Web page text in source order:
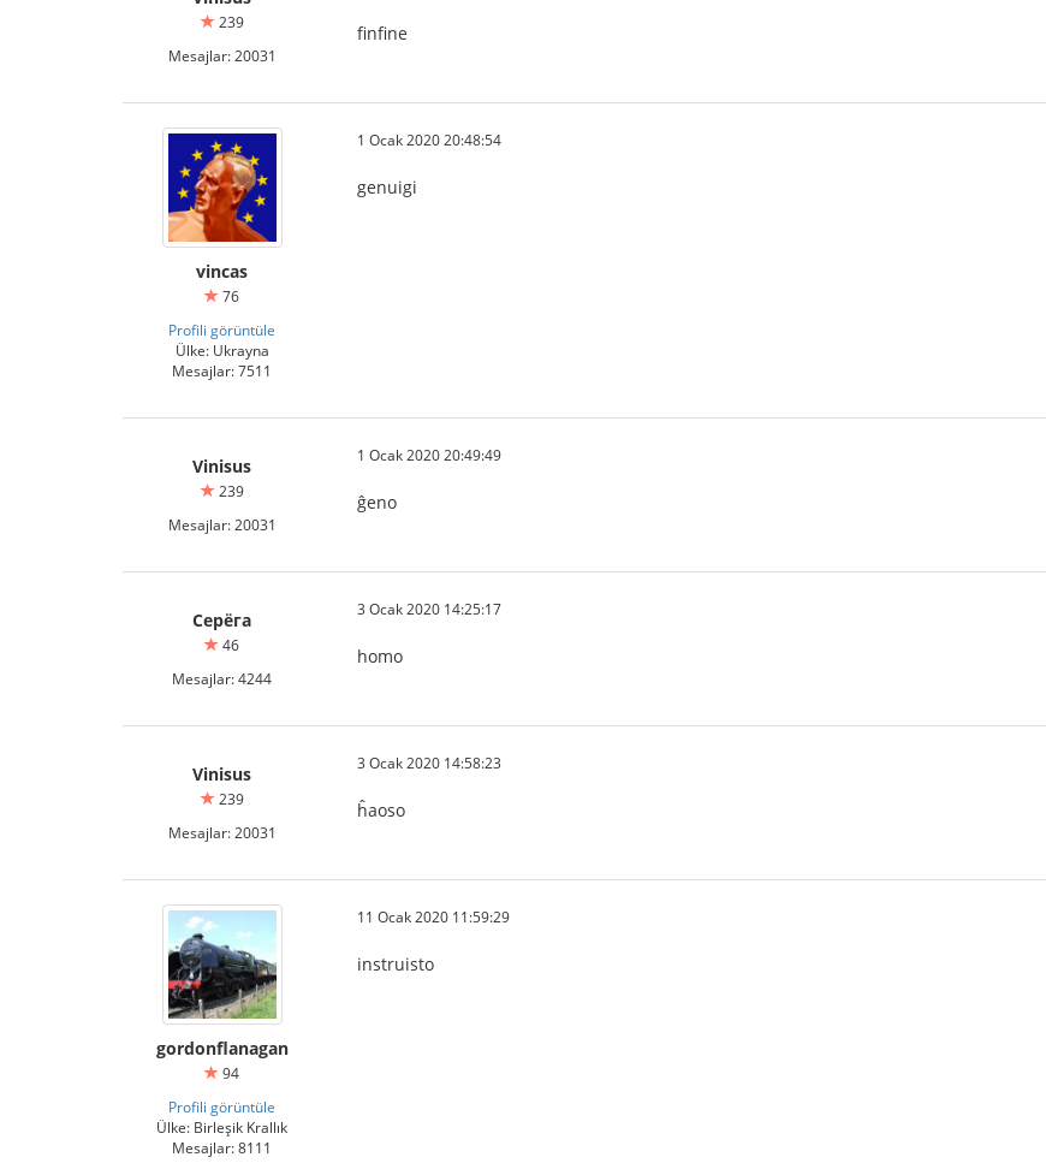
239
Mesajlar: 20031
finfine
vincas
76
Profili görüntüle
Ülke: Ukrayna
Mesajlar: 7511
1 Ocak 2020 20:48:54
genuigi
Vinisus
239
Mesajlar: 20031
1 Ocak 2020 20:49:49
ĝeno
Серёга
46
Mesajlar: 4244
3 Ocak 2020 14:25:17
homo
Vinisus
239
Mesajlar: 20031
3 Ocak 2020 14:58:23
ĥaoso
gordonflanagan
94
Profili görüntüle
Ülke: Birleşik Krallık
Mesajlar: 8111
11 Ocak 2020 11:59:29
instruisto